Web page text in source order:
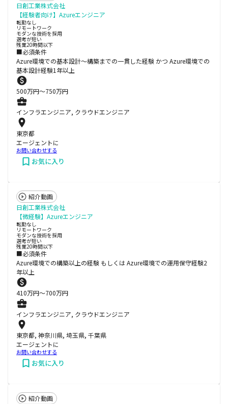
日創工業株式会社
【経験者向け】Azureエンジニア
転勤なし
リモートワーク
モダンな技術を採用
選考が短い
残業20時間以下
■必須条件
Azure環境での基本設計～構築までの一貫した経験 かつ Azure環境での
基本設計経験1年以上
500万円〜750万円
インフラエンジニア, クラウドエンジニア
東京都
エージェントに
お問い合わせする
お気に入り
紹介動画
日創工業株式会社
【微経験】Azureエンジニア
転勤なし
リモートワーク
モダンな技術を採用
選考が短い
残業20時間以下
■必須条件
Azure環境での構築以上の経験 もしくは Azure環境での運用保守経験2
年以上
410万円〜700万円
インフラエンジニア, クラウドエンジニア
東京都, 神奈川県, 埼玉県, 千葉県
エージェントに
お問い合わせする
お気に入り
紹介動画